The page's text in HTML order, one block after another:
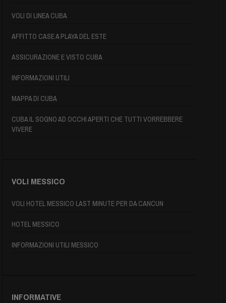
VOLI DI LINEA CUBA
AFFITTO CASE A PLAYA DEL ESTE
ASSICURAZIONE E VISTO CUBA
INFORMAZIONI UTILI
MAPPA DI CUBA
CUBA IL SOGNO AD OCCHI APERTI CHE TUTTI VORREBBERE
VIVERE
VOLI MESSICO
VOLI HOTEL MESSICO LAST MINUTE PER DA CANCUN
HOTEL MESSICO
INFORMAZIONI UTILI MESSICO
INFORMATIVE